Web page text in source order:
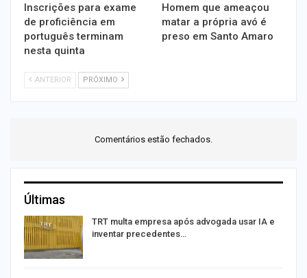
Inscrições para exame
de proficiência em
português terminam
nesta quinta
Homem que ameaçou
matar a própria avó é
preso em Santo Amaro
ANTERIOR PRÓXIMO
Comentários estão fechados.
Últimas
TRT multa empresa após advogada usar IA e
inventar precedentes…